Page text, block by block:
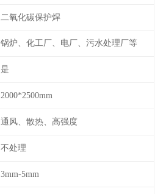
二氧化碳保护焊
锅炉、化工厂、电厂、污水处理厂等
是
2000*2500mm
通风、散热、高强度
不处理
3mm-5mm